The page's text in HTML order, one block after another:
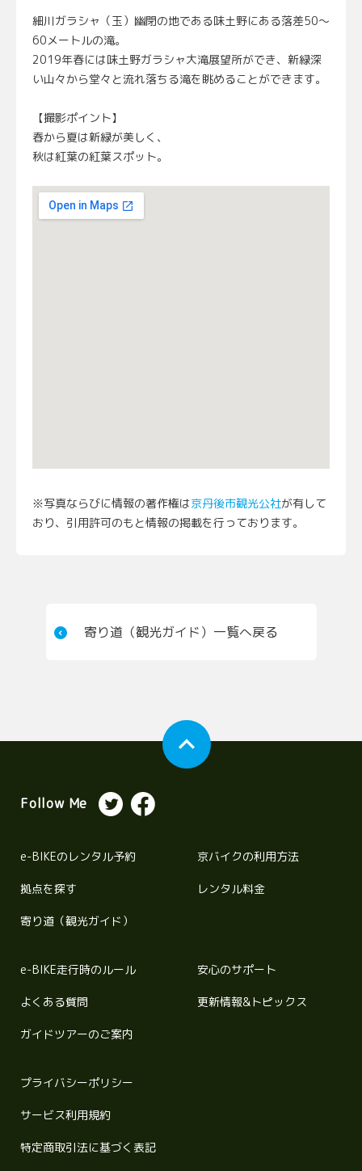
細川ガラシャ（玉）幽閉の地である味土野にある落差50～
60メートルの滝。
2019年春には味土野ガラシャ大滝展望所ができ、新緑深
い山々から堂々と流れ落ちる滝を眺めることができます。
【撮影ポイント】
春から夏は新緑が美しく、
秋は紅葉の紅葉スポット。
※写真ならびに情報の著作権は京丹後市観光公社が有して
おり、引用許可のもと情報の掲載を行っております。
寄り道（観光ガイド）一覧へ戻る
expand_less
Follow Me
e-BIKEのレンタル予約 京バイクの利用方法
拠点を探す レンタル料金
寄り道（観光ガイド）
e-BIKE走行時のルール 安心のサポート
よくある質問 更新情報&トピックス
ガイドツアーのご案内
プライバシーポリシー
サービス利用規約
特定商取引法に基づく表記